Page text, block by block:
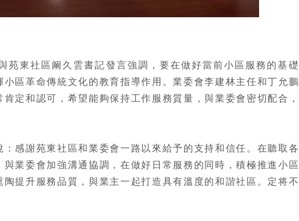
苑東社區阚久雲書記發言強調，要在做好當前小區服務的基礎
區革命傳統文化的教育指導作用。業委會李建林主任和丁允鵬
定和認可，希望能夠保持工作服務質量，與業委會密切配合，
感謝苑東社區和業委會一路以來給予的支持和信任。在聽取各
業委會加強溝通協調，在做好日常服務的同時，積極推進小區
提升服務品質，與業主一起打造具有溫度的和諧社區。定将不